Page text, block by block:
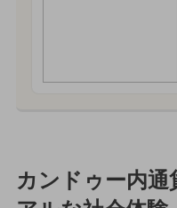
カンドゥー内通